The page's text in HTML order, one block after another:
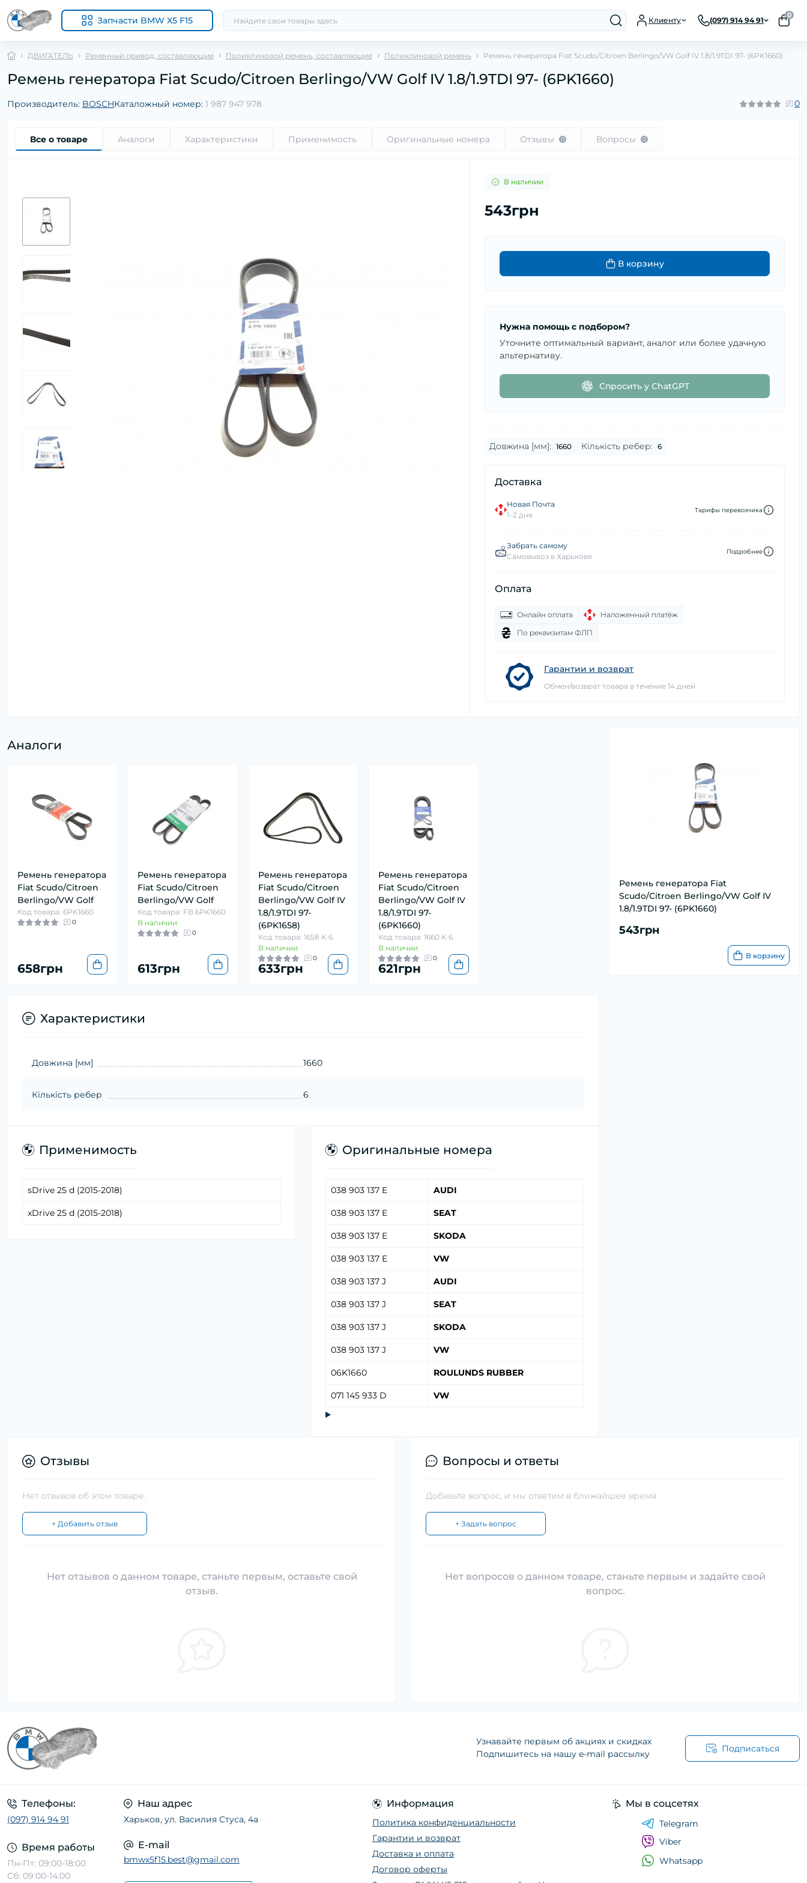
Запчасти BMW X5 F15 Клиенту (097) 914 94 91
0
ДВИГАТЕЛЬ Ременный привод, составляющие Поликлиновой ремень, составляющие Поликлиновой ремень Ремень генератора Fiat Scudo/Citroen Berlingo/VW Golf IV 1.8/1.9TDI 97- (6PK1660)
Ремень генератора Fiat Scudo/Citroen Berlingo/VW Golf IV 1.8/1.9TDI 97- (6PK1660)
Производитель: BOSCHКаталожный номер: 1 987 947 978 0
Все о товаре Аналоги Характеристики Применимость Оригинальные номера Отзывы 0 Вопросы 0
В наличии
543грн
В корзину
Нужна помощь с подбором?
Уточните оптимальный вариант, аналог или более удачную
альтернативу.
Спросить у ChatGPT
Довжина [мм]: 1660 Кількість ребер: 6
Доставка
Новая Почта
1–2 дня
Тарифы перевозчика
Забрать самому
Самовывоз в Харькове
Подробнее
Оплата
Онлайн оплата
Наложенный платёж
По реквизитам ФЛП
Гарантии и возврат
Обмен/возврат товара в течение 14 дней
Ремень генератора Fiat
Scudo/Citroen Berlingo/VW Golf IV
1.8/1.9TDI 97- (6PK1660)
543грн
В корзину
Аналоги
Ремень генератора
Fiat Scudo/Citroen
Berlingo/VW Golf
Код товара: 6PK1660
0
658грн
Ремень генератора
Fiat Scudo/Citroen
Berlingo/VW Golf
Код товара: FB 6PK1660
В наличии
0
613грн
Ремень генератора
Fiat Scudo/Citroen
Berlingo/VW Golf IV
1.8/1.9TDI 97-
(6PK1658)
Код товара: 1658 K 6
В наличии
0
633грн
Ремень генератора
Fiat Scudo/Citroen
Berlingo/VW Golf IV
1.8/1.9TDI 97-
(6PK1660)
Код товара: 1660 K 6
В наличии
0
621грн
Характеристики
Довжина [мм] 1660
Кількість ребер 6
Применимость
sDrive 25 d (2015-2018)
xDrive 25 d (2015-2018)
Оригинальные номера
038 903 137 E AUDI
038 903 137 E SEAT
038 903 137 E SKODA
038 903 137 E VW
038 903 137 J AUDI
038 903 137 J SEAT
038 903 137 J SKODA
038 903 137 J VW
06K1660 ROULUNDS RUBBER
071 145 933 D VW
Отзывы
Нет отзывов об этом товаре.
+ Добавить отзыв
Нет отзывов о данном товаре, станьте первым, оставьте свой
отзыв.
Вопросы и ответы
Добавьте вопрос, и мы ответим в ближайшее время.
+ Задать вопрос
Нет вопросов о данном товаре, станьте первым и задайте свой
вопрос.
Узнавайте первым об акциях и скидках
Подпишитесь на нашу e-mail рассылку
Подписаться
Телефоны:
(097) 914 94 91
Время работы
Пн-Пт: 09:00-18:00
Сб: 09:00-14:00
Наш адрес
Харьков, ул. Василия Стуса, 4а
E-mail
bmwx5f15.best@gmail.com
Информация
Политика конфиденциальности
Гарантии и возврат
Доставка и оплата
Договор оферты
Мы в соцсетях
Telegram
Viber
Whatsapp